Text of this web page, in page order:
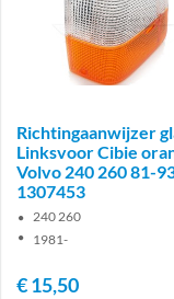
Richtingaanwijzer
Linksvoor Cibie
Volvo 240 260 81-
1307453
240 260
1981-
€15,50